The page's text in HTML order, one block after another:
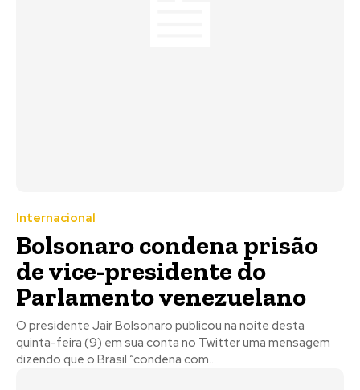
Internacional
Bolsonaro condena prisão
de vice-presidente do
Parlamento venezuelano
O presidente Jair Bolsonaro publicou na noite desta
quinta-feira (9) em sua conta no Twitter uma mensagem
dizendo que o Brasil “condena com...